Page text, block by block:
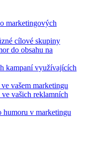
marketingových
cílové skupiny
do obsahu na
kampaní využívajících
vašem marketingu
vašich reklamních
humoru v marketingu